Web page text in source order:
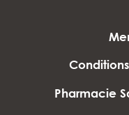
Pharmacie